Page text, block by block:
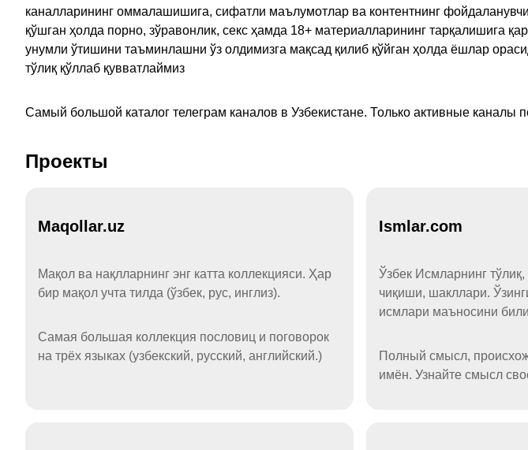
каналларининг оммалашишига, сифатли маълумотлар ва контентнинг
қўшган ҳолда порно, зўравонлик, секс ҳамда 18+ материалларининг
унумли ўтишини таъминлашни ўз олдимизга мақсад қилиб қўйган ҳолда ёшлар
тўлиқ қўллаб қувватлаймиз
Самый большой каталог телеграм каналов в Узбекистане. Только активные каналы
Проекты
Maqollar.uz
Мақол ва нақлларнинг энг катта коллекцияси. Ҳар
бир мақол учта тилда (ўзбек, рус, инглиз).
Самая большая коллекция пословиц и поговорок
на трёх языках (узбекский, русский, английский.)
Ismlar.com
Ўзбек Исмларнинг
чиқиши, шакллари.
исмлари маъносини
Полный смысл,
имён. Узнайте смысл